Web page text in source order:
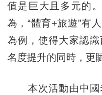
值是巨大且多元的
為，“體育+旅遊”有
為例，使得大家認
名度提升的同時，更
本次活動由中國